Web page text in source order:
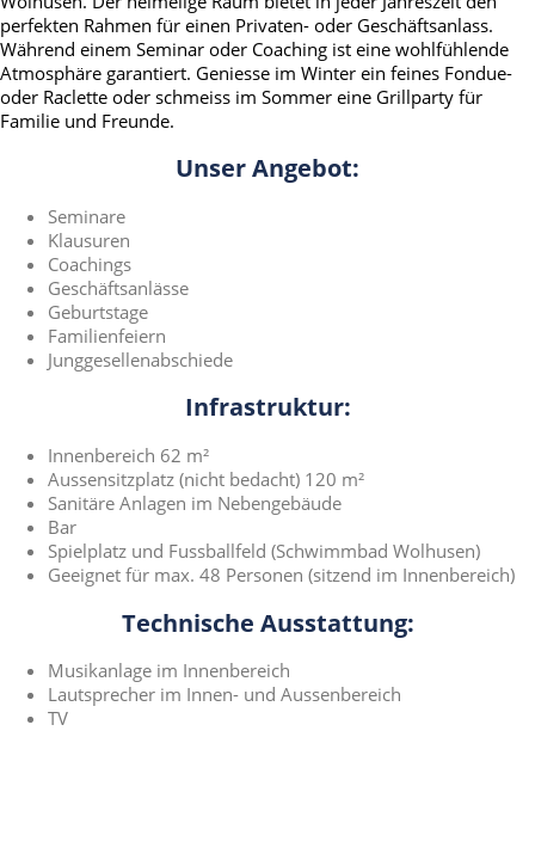
perfekten Rahmen für einen Privaten- oder Geschäftsanlass.
Während einem Seminar oder Coaching ist eine wohlfühlende
Atmosphäre garantiert. Geniesse im Winter ein feines Fondue-
oder Raclette oder schmeiss im Sommer eine Grillparty für
Familie und Freunde.
Unser Angebot:
Seminare
Klausuren
Coachings
Geschäftsanlässe
Geburtstage
Familienfeiern
Junggesellenabschiede
Infrastruktur:
Innenbereich 62 m²
Aussensitzplatz (nicht bedacht) 120 m²
Sanitäre Anlagen im Nebengebäude
Bar
Spielplatz und Fussballfeld (Schwimmbad Wolhusen)
Geeignet für max. 48 Personen (sitzend im Innenbereich)
Technische Ausstattung:
Musikanlage im Innenbereich
Lautsprecher im Innen- und Aussenbereich
TV